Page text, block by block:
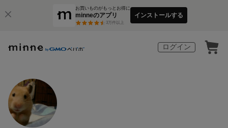
お買いものがもっとお得に
minneのアプリ
3万件以上
インストールする
ログイン